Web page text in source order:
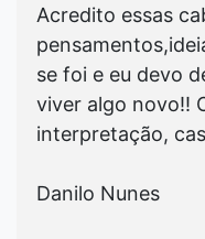
Acredito essas
se foi e eu devo
viver algo novo!!
interpretação,
Danilo Nunes